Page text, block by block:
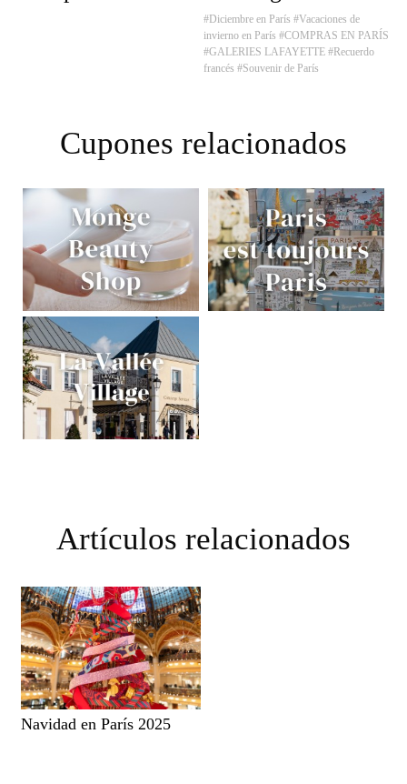
#Diciembre en París #Vacaciones de
invierno en París #COMPRAS EN PARÍS
#GALERIES LAFAYETTE #Recuerdo
francés #Souvenir de París
Cupones relacionados
Artículos relacionados
Navidad en París 2025